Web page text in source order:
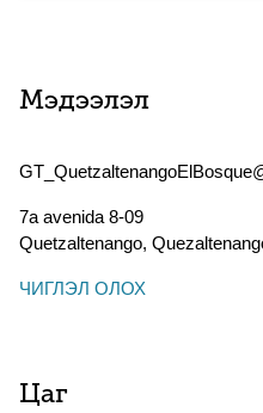
Мэдээлэл
7a avenida 8-09
Quetzaltenango,
ЧИГЛЭЛ ОЛОХ
Цаг